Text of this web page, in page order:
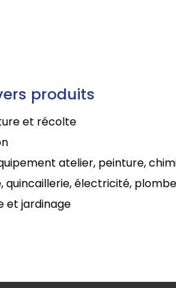
produits
et récolte
atelier, peinture,
quincaillerie, électricité,
et jardinage